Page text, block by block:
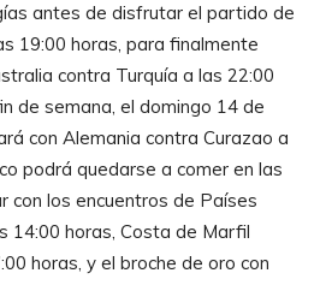
antes de disfrutar el partido de
19:00 horas, para finalmente
contra Turquía a las 22:00
de semana, el domingo 14 de
con Alemania contra Curazao a
podrá quedarse a comer en las
con los encuentros de Países
14:00 horas, Costa de Marfil
horas, y el broche de oro con